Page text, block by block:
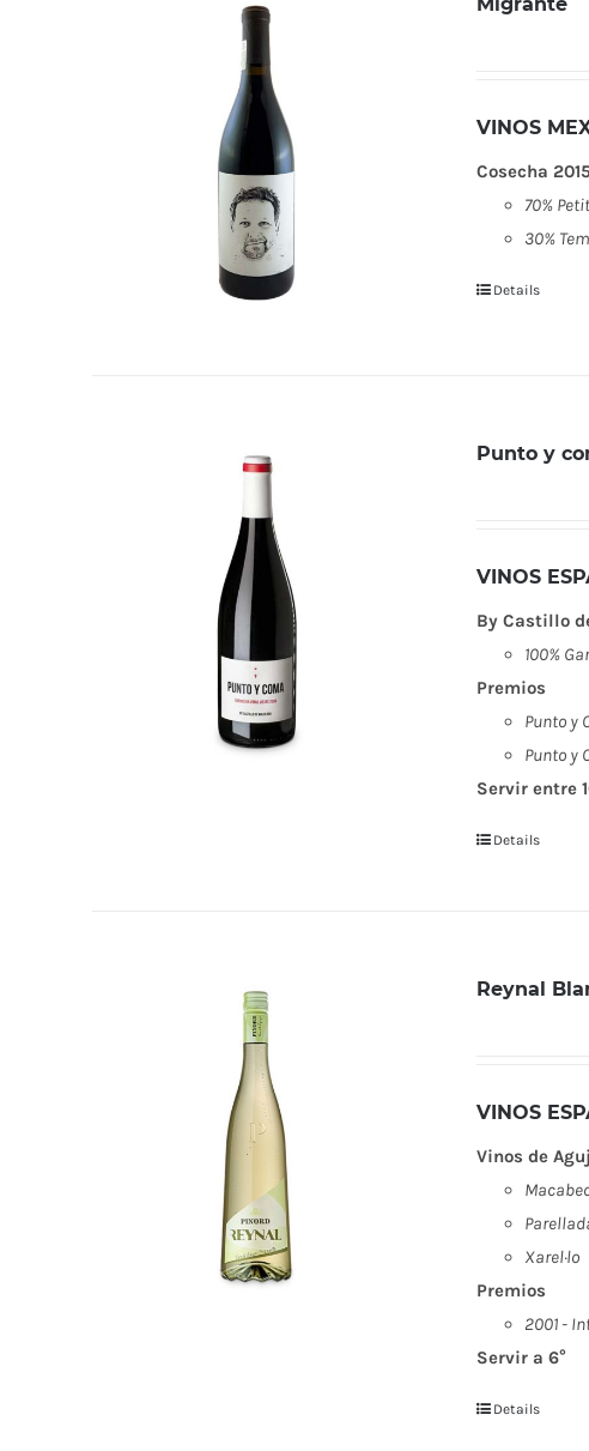
VINOS
Cosecha 2015
70%
30%
Details
Punto y
VINOS
By Castillo
100%
Premios
Punto y
Punto y
Servir entre
Details
Reynal
VINOS
Vinos de
Xarel·lo
Premios
2001 -
Servir a 6°
Details